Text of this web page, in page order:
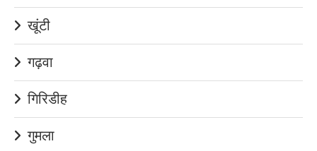
खूंटी
गढ़वा
गिरिडीह
गुमला